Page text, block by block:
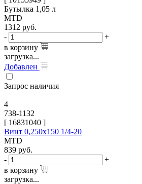
Бутылка 1,05 л
MTD
1312 руб.
-
+
в корзину
загрузка...
Добавлен
Запрос наличия
4
738-1132
[ 16831040 ]
Винт 0,250х150 1/4-20
MTD
839 руб.
-
+
в корзину
загрузка...